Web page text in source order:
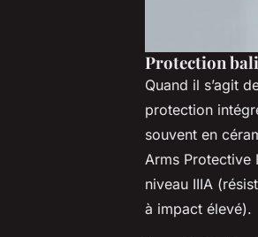
Protection
Quand il s’agit
protection
souvent en
Arms Protective
niveau IIIA
à impact élevé).